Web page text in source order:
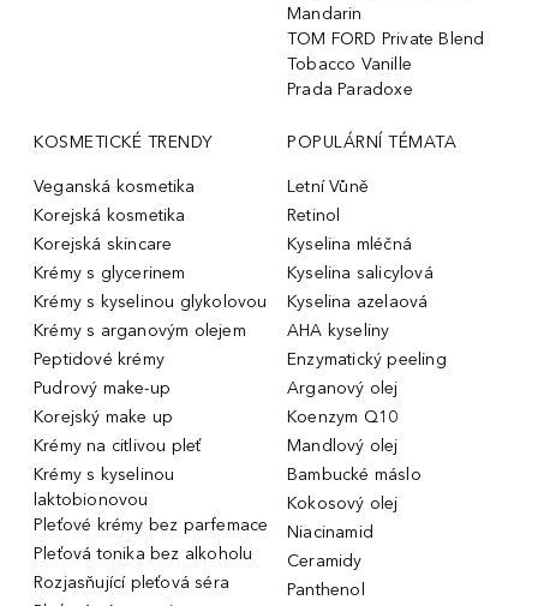
Mandarin
TOM FORD Private Blend
Tobacco Vanille
Prada Paradoxe
KOSMETICKÉ TRENDY
Veganská kosmetika
Korejská kosmetika
Korejská skincare
Krémy s glycerinem
Krémy s kyselinou glykolovou
Krémy s arganovým olejem
Peptidové krémy
Pudrový make-up
Korejský make up
Krémy na citlivou pleť
Krémy s kyselinou
laktobionovou
Pleťové krémy bez parfemace
Pleťová tonika bez alkoholu
Rozjasňující pleťová séra
POPULÁRNÍ TÉMATA
Letní Vůně
Retinol
Kyselina mléčná
Kyselina salicylová
Kyselina azelaová
AHA kyseliny
Enzymatický peeling
Arganový olej
Koenzym Q10
Mandlový olej
Bambucké máslo
Kokosový olej
Niacinamid
Ceramidy
Panthenol